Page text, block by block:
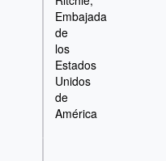
Embajada
de
los
Estados
Unidos
de
América